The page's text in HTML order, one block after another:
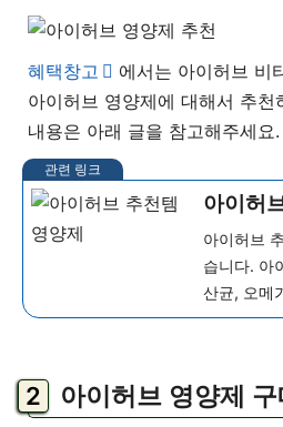
혜택창고
에서는 아이허브 비
아이허브 영양제에 대해서 추
내용은 아래 글을 참고해주세요.
아이허
산균,
등)
아이허브
습니다. 아
산균, 오메
추천템과
아이허브 영양제